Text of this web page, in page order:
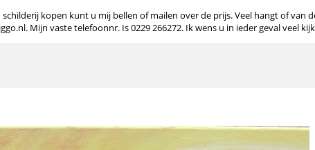
kopen kunt u mij bellen of mailen over de prijs. Veel hangt of
Mijn vaste telefoonnr. Is 0229 266272. Ik wens u in ieder geval veel